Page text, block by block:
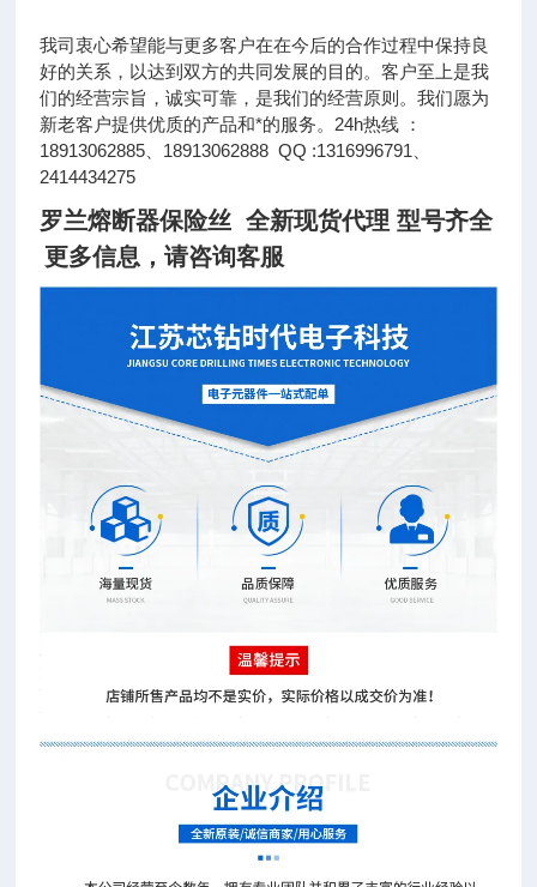
我司衷心希望能与更多客户在在今后的合作过程中保持良
好的关系，以达到双方的共同发展的目的。客户至上是我
们的经营宗旨，诚实可靠，是我们的经营原则。我们愿为
新老客户提供优质的产品和*的服务。24h热线 ：
18913062885、18913062888 QQ :1316996791、
2414434275
罗兰熔断器保险丝 全新现货代理 型号齐全
更多信息，请咨询客服